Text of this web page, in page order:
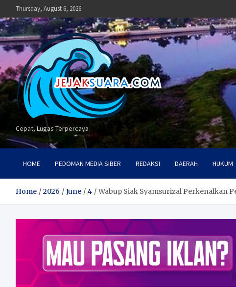
to
content
Thursday, August 6, 2026
Cepat, Lugas Terpercaya
HOME PEDOMAN MEDIA SIBER REDAKSI DAERAH HUKUM
Home 2026 June 4 Wabup Siak Syamsurizal Perkenalkan